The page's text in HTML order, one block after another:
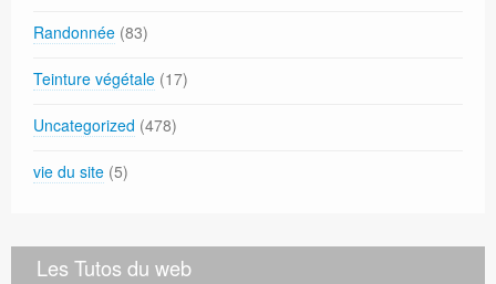
Randonnée (83)
Teinture végétale (17)
Uncategorized (478)
vie du site (5)
Les Tutos du web